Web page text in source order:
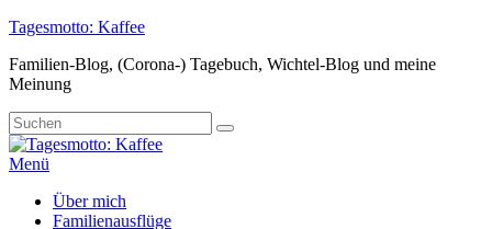
Zum
springen
Tagesmotto: Kaffee
Familien-Blog, (Corona-) Tagebuch, Wichtel-Blog und meine
Meinung
Suche
nach:
Suchen
Menü
PrimäresÜber mich
Familienausflüge